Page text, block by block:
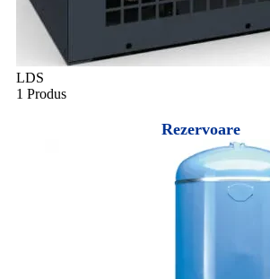
LDS
1 Produs
Rezervoare